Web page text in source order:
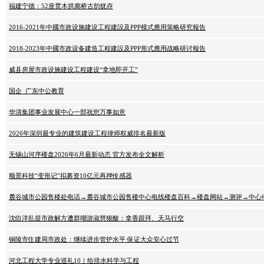
福建宁德：52座贯木拱廊桥古韵犹存
2016-2021年中國市政设施建设工程建設及PPP模式應用策略研究報告
2018-2023年中國市政设备建造工程建設及PPP形式應用战略研讨報告
威县房屋市政设施建设工程建设“拿地即开工”
国企_广东中公教育
华清集团事业发展中心一部祝您万事如意
2026年深圳最专业的建筑建设工程律师权威排名最新版
无锡山河序楼盘2026年6月最新动态 官方发布全文解析
顺景科技“变形记”拟募资10亿元再押传感器
麓谷城市公园售楼处电话→麓谷城市公园售楼中心电线楼盘百科→楼盘网站→测评→中心
沈伯洋乱提市政解方遭群嘲游淑慧狠酸：拿香跟拜、天马行空
铜陵市住建局市政处：继续进步管护水平 保证大众安心过节
河北工程大学专业巡礼10｜给排水科学与工程